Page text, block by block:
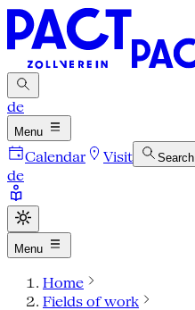
de
Menu
Calendar Visit Search
de
Menu
Home
Fields of work